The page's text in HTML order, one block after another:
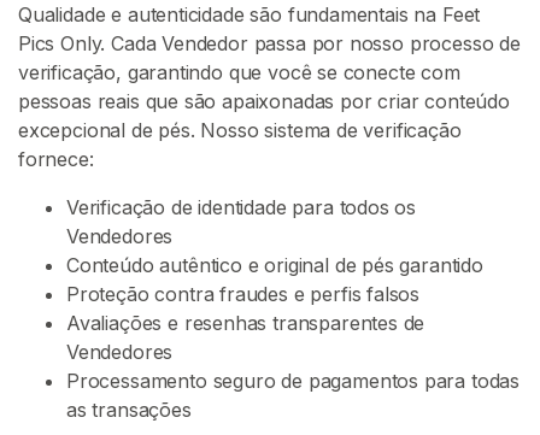
Qualidade e autenticidade são fundamentais na Feet
Pics Only. Cada Vendedor passa por nosso processo de
verificação, garantindo que você se conecte com
pessoas reais que são apaixonadas por criar conteúdo
excepcional de pés. Nosso sistema de verificação
fornece:
Verificação de identidade para todos os
Vendedores
Conteúdo autêntico e original de pés garantido
Proteção contra fraudes e perfis falsos
Avaliações e resenhas transparentes de
Vendedores
Processamento seguro de pagamentos para todas
as transações
F
o
t
o
s
D
C
m